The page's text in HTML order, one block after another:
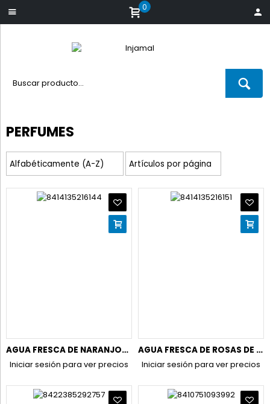
0
PERFUMES
AGUA FRESCA DE NARANJOS DE RUY COL.750ML. PLASTICO
Iniciar sesión para ver precios
AGUA FRESCA DE ROSAS DE RUY COL.750ML PLASTICO
Iniciar sesión para ver precios